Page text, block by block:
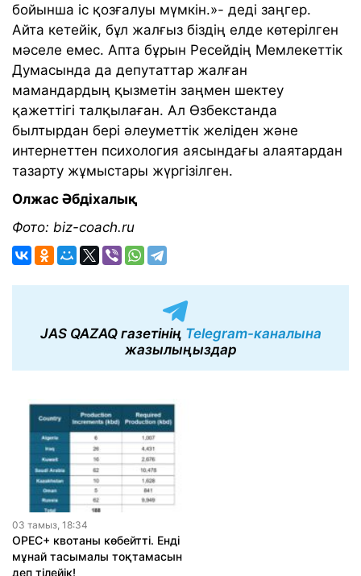
бойынша іс қозғалуы мүмкін.»- деді заңгер.
Айта кетейік, бұл жалғыз біздің елде көтерілген
мәселе емес. Апта бұрын Ресейдің Мемлекеттік
Думасында да депутаттар жалған
мамандардың қызметін заңмен шектеу
қажеттігі талқылаған. Ал Өзбекстанда
былтырдан бері әлеуметтік желіден және
интернеттен психология аясындағы алаятардан
тазарту жұмыстары жүргізілген.
Олжас Әбдіхалық
Фото: biz-coach.ru
JAS QAZAQ газетінің Telegram-каналына
жазылыңыздар
03 тамыз, 18:34
OPEC+ квотаны көбейтті. Енді
мұнай тасымалы тоқтамасын
деп тілейік!